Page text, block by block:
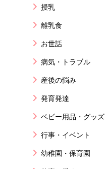
授乳
離乳食
お世話
病気・トラブル
産後の悩み
発育発達
ベビー用品・グッズ
行事・イベント
幼稚園・保育園